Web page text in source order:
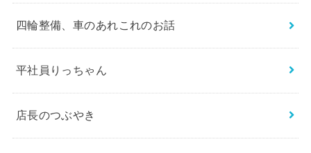
四輪整備、車のあれこれのお話
平社員りっちゃん
店長のつぶやき